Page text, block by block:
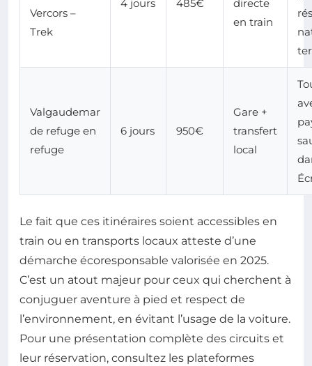
Vercors –
Trek
4 jours 485€
directe
en train
Valgaudemar
de refuge en
refuge
6 jours 950€
Gare +
transfert
local
Le fait que ces itinéraires soient accessibles en
train ou en transports locaux atteste d’une
démarche écoresponsable valorisée en 2025.
C’est un atout majeur pour ceux qui cherchent à
conjuguer aventure à pied et respect de
l’environnement, en évitant l’usage de la voiture.
Pour une présentation complète des circuits et
leur réservation, consultez les plateformes